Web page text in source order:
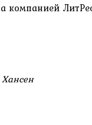
компанией